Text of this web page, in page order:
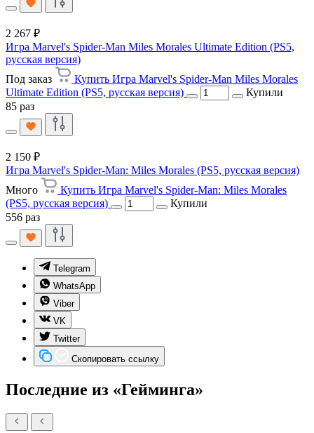
2 267 ₽
Игра Marvel's Spider-Man Miles Morales Ultimate Edition (PS5,
русская версия)
Под заказ
Купить Игра Marvel's Spider-Man Miles Morales
Ultimate Edition (PS5, русская версия)
Купили
85 раз
2 150 ₽
Игра Marvel's Spider-Man: Miles Morales (PS5, русская версия)
Много
Купить Игра Marvel's Spider-Man: Miles Morales
(PS5, русская версия)
Купили
556 раз
Telegram
WhatsApp
Viber
VK
Twitter
Скопировать ссылку
Последние из «Гейминга»